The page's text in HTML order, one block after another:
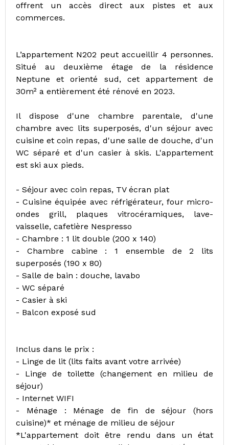
offrent un accès direct aux pistes et aux
commerces.
L’appartement N202 peut accueillir 4 personnes.
Situé au deuxième étage de la résidence
Neptune et orienté sud, cet appartement de
30m² a entièrement été rénové en 2023.
Il dispose d'une chambre parentale, d'une
chambre avec lits superposés, d'un séjour avec
cuisine et coin repas, d'une salle de douche, d'un
WC séparé et d'un casier à skis. L'appartement
est ski aux pieds.
- Séjour avec coin repas, TV écran plat
- Cuisine équipée avec réfrigérateur, four micro-
ondes grill, plaques vitrocéramiques, lave-
vaisselle, cafetière Nespresso
- Chambre : 1 lit double (200 x 140)
- Chambre cabine : 1 ensemble de 2 lits
superposés (190 x 80)
- Salle de bain : douche, lavabo
- WC séparé
- Casier à ski
- Balcon exposé sud
Inclus dans le prix :
- Linge de lit (lits faits avant votre arrivée)
- Linge de toilette (changement en milieu de
séjour)
- Internet WIFI
- Ménage : Ménage de fin de séjour (hors
cuisine)* et ménage de milieu de séjour
*L'appartement doit être rendu dans un état